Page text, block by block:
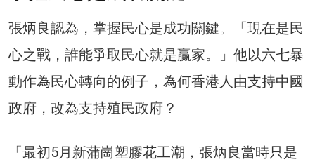
張炳良認為，掌握民心是成功關鍵。「現在是民
心之戰，誰能爭取民心就是贏家。」他以六七暴
動作為民心轉向的例子，為何香港人由支持中國
政府，改為支持殖民政府？
「最初5月新蒲崗塑膠花工潮，張炳良當時只是